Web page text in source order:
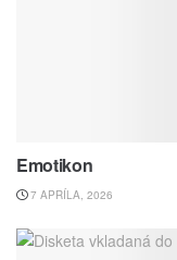
Emotikon
7 APRÍLA, 2026